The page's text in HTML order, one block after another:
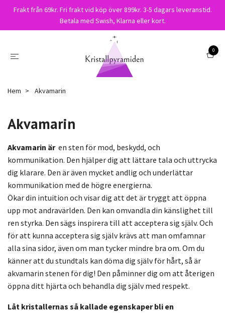
Frakt från 69kr. Fri frakt vid köp över 899kr. 3-5 dagars leveranstid.
Betala med Swish, Klarna eller kort.
0
Hem Akvamarin
Akvamarin
Akvamarin är en sten för mod, beskydd, och
kommunikation. Den hjälper dig att lättare tala och uttrycka
dig klarare. Den är även mycket andlig och underlättar
kommunikation med de högre energierna.
Ökar din intuition och visar dig att det är tryggt att öppna
upp mot andravärlden. Den kan omvandla din känslighet till
ren styrka. Den sägs inspirera till att acceptera sig själv. Och
för att kunna acceptera sig själv krävs att man omfamnar
alla sina sidor, även om man tycker mindre bra om. Om du
känner att du stundtals kan döma dig själv för hårt, så är
akvamarin stenen för dig! Den påminner dig om att återigen
öppna ditt hjärta och behandla dig själv med respekt.
Låt kristallernas så kallade egenskaper bli en